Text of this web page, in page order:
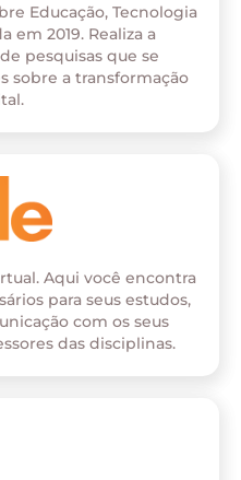
Educação, Tecnologia
em 2019. Realiza a
pesquisas que se
sobre a transformação
Aqui você encontra
para seus estudos,
com os seus
das disciplinas.